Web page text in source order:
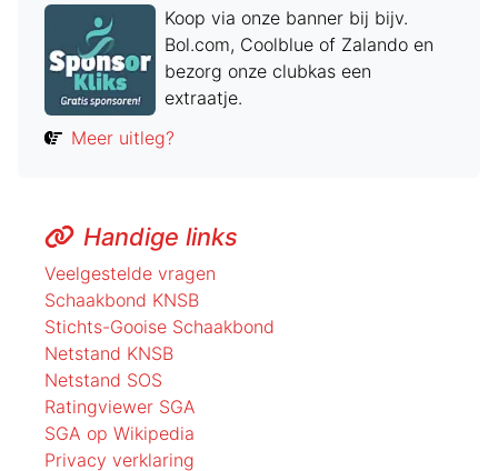
Koop via onze banner bij bijv.
Bol.com, Coolblue of Zalando en
bezorg onze clubkas een
extraatje.
Meer uitleg?
Handige links
Veelgestelde vragen
Schaakbond KNSB
Stichts-Gooise Schaakbond
Netstand KNSB
Netstand SOS
Ratingviewer SGA
SGA op Wikipedia
Privacy verklaring